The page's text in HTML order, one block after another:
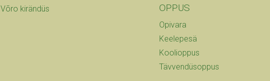
Võro kirändüs
OPPUS
Opivara
Keelepesä
Koolioppus
Tävvendüsoppus